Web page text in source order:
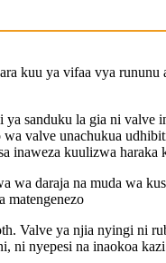
kuu ya vifaa vya
sanduku la gia ni
valve unachukua
kuulizwa haraka
daraja na muda wa
Valve ya njia nyingi ni
nyepesi na inaokoa